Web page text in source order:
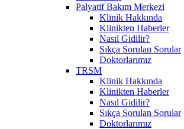
Palyatif Bakım Merkezi
Klinik Hakkında
Klinikten Haberler
Nasıl Gidilir?
Sıkça Sorulan Sorular
Doktorlarımız
TRSM
Klinik Hakkında
Klinikten Haberler
Nasıl Gidilir?
Sıkça Sorulan Sorular
Doktorlarımız